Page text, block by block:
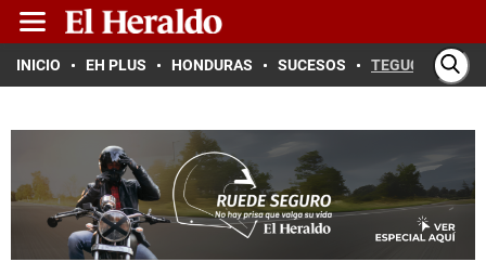
INICIO EH PLUS HONDURAS SUCESOS TEGUCIGALPA